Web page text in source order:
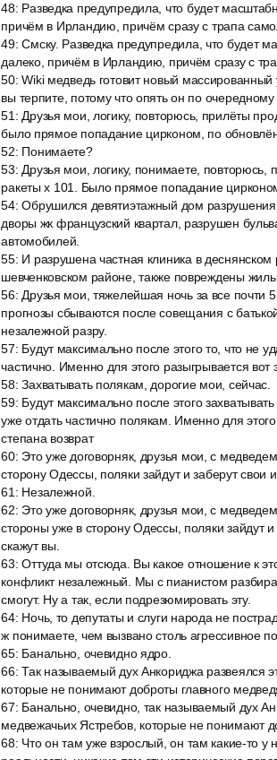
48: Разведка предупредила, что будет
причём в Ирландию, причём сразу с трапа
49:Смску. Разведка предупредила, что будет
далеко, причём в Ирландию, причём сразу с
50:Wiki медведь готовит новый
вы терпите, потому что опять он по
51 : Друзья мои, логику, повторюсь, прилёты
было прямое попадание цирконом, по
52: Понимаете?
53: Друзья мои, логику, понимаете,
ракеты x 101. Было прямое попадание
54:Обрушился девятиэтажный дом
дворы жк французский квартал, разрушен
автомобилей.
55: И разрушена частная клиника в
шевченковском районе, также повреждены
56: Друзья мои, тяжелейшая ночь за все
прогнозы сбываются после совещания с
незалежной разру.
57: Будут максимально после этого то, что не
частично. Именно для этого разыгрывается вот
58:Захватывать полякам, дорогие мои, сейчас.
59: Будут максимально после этого
уже отдать частично полякам. Именно для
степана возврат
60: Это уже договорняк, друзья мои, с
сторону Одессы, поляки зайдут и заберут свои
61 : Незалежной.
62: Это уже договорняк, друзья мои, с
стороны уже в сторону Одессы, поляки зайдут
скажут вы.
63:Оттуда мы отсюда. Вы какое отношение к
конфликт незалежный. Мы с пианистом
смогут. Ну а так, если подрезюмировать эту.
64: Ночь, то депутаты и слуги народа не
ж понимаете, чем вызвано столь агрессивное
65: Банально, очевидно ядро.
66:Так называемый дух Анкориджа развеялся
которые не понимают доброты главного
67: Банально, очевидно, так называемый дух
медвежачьих Ястребов, которые не понимают
68: Что он там уже взрослый, он там какие-то у